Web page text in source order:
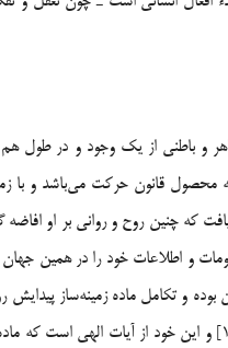
قانون حركت مي‌باشد و با
و اطلاعات خود را در همين جهان
تن بوده و تكامل ماده زمينه‌ساز
گل که پس از پيدايش گل و ميوه، پس از رشد درخت، پديدار مي‌شوند.[11] و